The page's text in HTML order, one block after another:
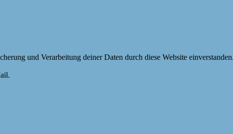
und Verarbeitung deiner Daten durch diese Website